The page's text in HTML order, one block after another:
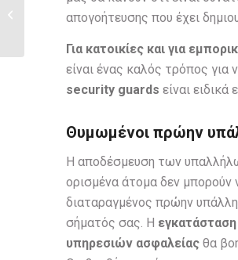
απογοήτευσης που έχει
Για κατοικίες και για
είναι ένας καλός τρόπος για
security guards είναι
Θυμωμένοι πρώην
Η αποδέσμευση των
ορισμένα άτομα δεν
διαταραγμένος πρώην
σήματός σας. Η
υπηρεσιών ασφαλείαςθα
ενισχύουν τα ποσοστά